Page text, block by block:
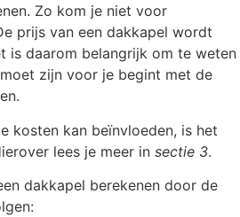
Zo kom je niet voor
prijs van een dakkapel wordt
is daarom belangrijk om te weten
zijn voor je begint met de
kosten kan beïnvloeden, is het
lees je meer in sectie 3.
dakkapel berekenen door de